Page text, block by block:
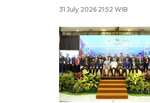
31 July 2026 21:52 WIB